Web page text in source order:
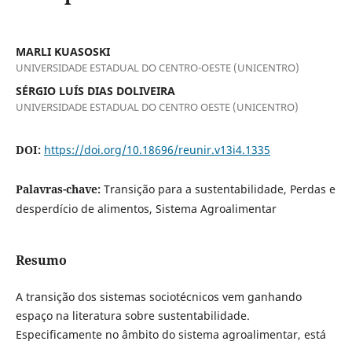
MARLI KUASOSKI
UNIVERSIDADE ESTADUAL DO CENTRO-OESTE (UNICENTRO)
SÉRGIO LUÍS DIAS DOLIVEIRA
UNIVERSIDADE ESTADUAL DO CENTRO OESTE (UNICENTRO)
DOI: https://doi.org/10.18696/reunir.v13i4.1335
Palavras-chave: Transição para a sustentabilidade, Perdas e
desperdício de alimentos, Sistema Agroalimentar
Resumo
A transição dos sistemas sociotécnicos vem ganhando
espaço na literatura sobre sustentabilidade.
Especificamente no âmbito do sistema agroalimentar, está